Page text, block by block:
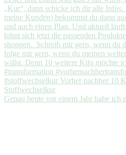
Genau heute vor einem Jahr habe ich